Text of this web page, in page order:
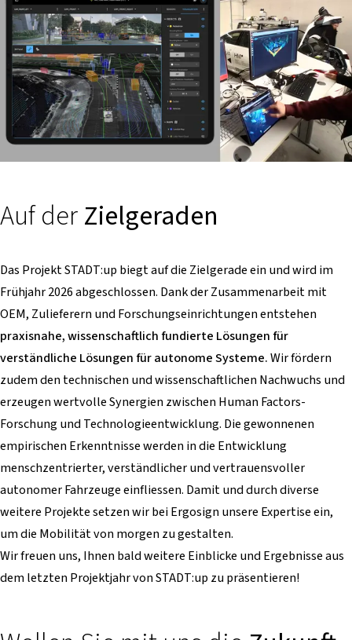
Auf derZielgeraden
Das Projekt STADT:up biegt auf die Zielgerade ein und wird im
Frühjahr 2026 abgeschlossen. Dank der Zusammenarbeit mit
OEM, Zulieferern und Forschungseinrichtungen entstehen
praxisnahe, wissenschaftlich fundierte Lösungen für
verständliche Lösungen für autonome Systeme.Wir fördern
zudem den technischen und wissenschaftlichen Nachwuchs und
erzeugen wertvolle Synergien zwischen Human Factors-
Forschung und Technologieentwicklung. Die gewonnenen
empirischen Erkenntnisse werden in die Entwicklung
menschzentrierter, verständlicher und vertrauensvoller
autonomer Fahrzeuge einfliessen. Damit und durch diverse
weitere Projekte setzen wir bei Ergosign unsere Expertise ein,
um die Mobilität von morgen zu gestalten.
Wir freuen uns, Ihnen bald weitere Einblicke und Ergebnisse aus
dem letzten Projektjahr von STADT:up zu präsentieren!